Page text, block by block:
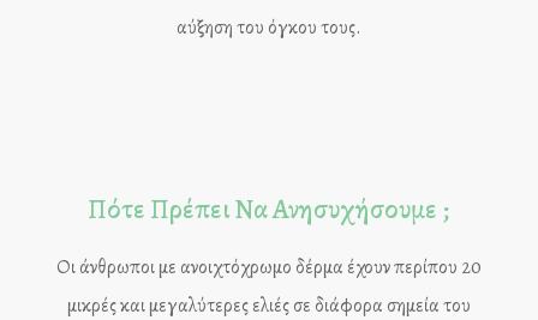
αύξηση του όγκου τους.
Πότε Πρέπει Να Ανησυχήσουμε ;
Οι άνθρωποι με ανοιχτόχρωμο δέρμα έχουν περίπου 20
μικρές και μεγαλύτερες ελιές σε διάφορα σημεία του